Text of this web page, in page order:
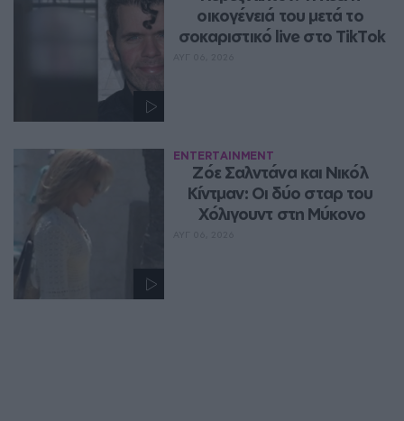
οικογένειά του μετά το
σοκαριστικό live στο TikTok
ENTERTAINMENT
Ζόε Σαλντάνα και Νικόλ
Κίντμαν: Οι δύο σταρ του
Χόλιγουντ στη Μύκονο